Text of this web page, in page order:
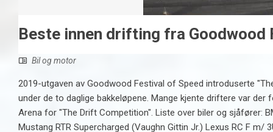
Beste innen drifting fra Goodwood
Bil og motor
2019-utgaven av Goodwood Festival of Speed ​​introduserte
under de to daglige bakkeløpene. Mange kjente driftere var
Arena for "The Drift Competition". Liste over biler og sjåfører:
Mustang RTR Supercharged (Vaughn Gittin Jr.) Lexus RC F m/